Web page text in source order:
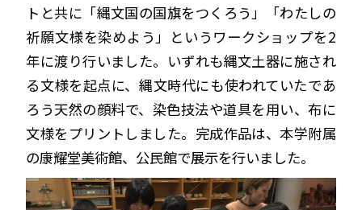
トと共に「縄文国の国旗をつくろう」「わたしの
祈願文様を染めよう」というワークショップを2
年に渡り行いました。いずれも縄文土器に施され
る文様を起点に、縄文時代にも使われていたであ
ろう天然の顔料で、染色技法や道具を用い、布に
文様をプリントしました。完成作品は、本学附属
の康耀堂美術館、公民館で展示を行いました。